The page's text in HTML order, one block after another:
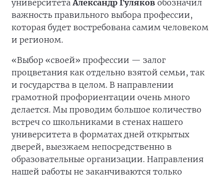
университетаАлександр Гуляков обозначил
важность правильного выбора профессии,
которая будет востребована самим человеком
и регионом.
«Выбор «своей» профессии — залог
процветания как отдельно взятой семьи, так
и государства в целом. В направлении
грамотной профориентации очень много
делается. Мы проводим большое количество
встреч со школьниками в стенах нашего
университета в форматах дней открытых
дверей, выезжаем непосредственно в
образовательные организации. Направления
нашей работы не заканчиваются только